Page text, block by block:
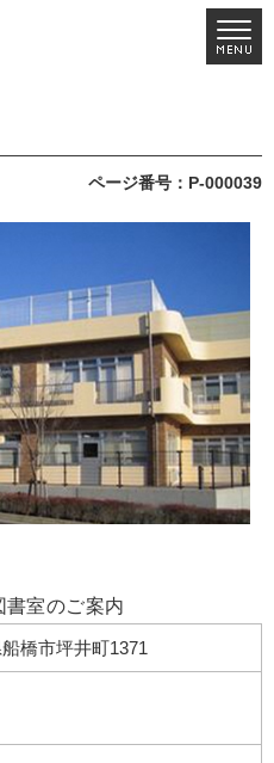
ページ番号：P-000039
書室のご案内
橋市坪井町1371